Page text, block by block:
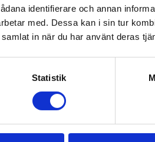
identifierare och annan
med. Dessa kan i sin tur
in när du har använt deras
Statistik